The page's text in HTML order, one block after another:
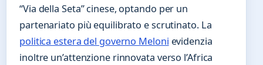
“Via della Seta” cinese, optando per un
partenariato più equilibrato e scrutinato. La
politica estera del governo Meloni evidenzia
inoltre un’attenzione rinnovata verso l’Africa